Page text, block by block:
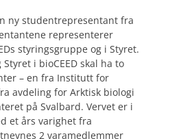
ny studentrepresentant fra
representerer
styringsgruppe og i Styret.
i bioCEED skal ha to
– en fra Institutt for
avdeling for Arktisk biologi
på Svalbard. Vervet er i
et års varighet fra
2 varamedlemmer